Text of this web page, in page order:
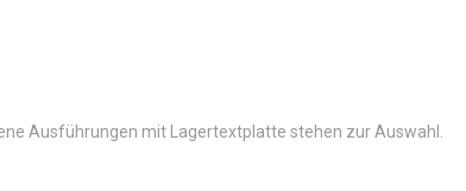
Ausführungen mit Lagertextplatte stehen zur Auswahl.